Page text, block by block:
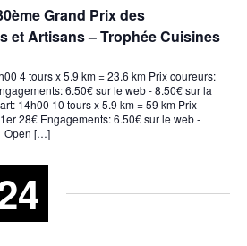
Grand Prix des
et Artisans – Trophée Cuisines
4 tours x 5.9 km = 23.6 km Prix coureurs:
6.50€ sur le web - 8.50€ sur la
14h00 10 tours x 5.9 km = 59 km Prix
28€ Engagements: 6.50€ sur le web -
Open […]